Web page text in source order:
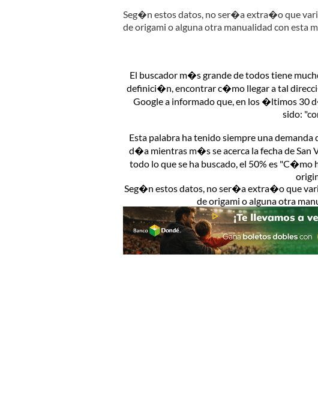
Seg�n estos datos, no ser�a extra�o que
de origami o alguna otra manualidad con esta
El buscador m�s grande de todos tiene
definici�n, encontrar c�mo llegar a tal
Google a informado que, en los �ltimos 30
sido:
Esta palabra ha tenido siempre una
d�a mientras m�s se acerca la fecha de San
todo lo que se ha buscado, el 50% es "C�mo
Seg�n estos datos, no ser�a extra�o que
de origami o alguna otra